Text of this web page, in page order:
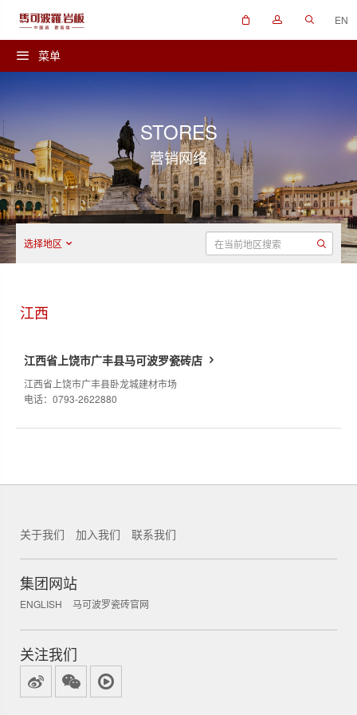
菜单
EN
STORES
营销网络
选择地区
江西
江西省上饶市广丰县马可波罗瓷砖店
江西省上饶市广丰县卧龙城建材市场
电话：0793-2622880
关于我们 加入我们 联系我们
集团网站
ENGLISH 马可波罗瓷砖官网
关注我们